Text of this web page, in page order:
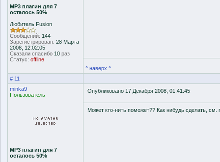
MP3 плагин для 7
осталось 50%
Любитель Fusion
Сообщений: 144
Зарегистрирован: 28 Марта
2008, 12:02:05
Сказали спасибо 10 раз
Статус: offline
^ наверх ^
# 11
minka9
Пользователь
MP3 плагин для 7
осталось 50%
Опубликовано 17 Декабря 2008, 01:41:45
Может кто-нить поможет?? Как нибудь сделать,